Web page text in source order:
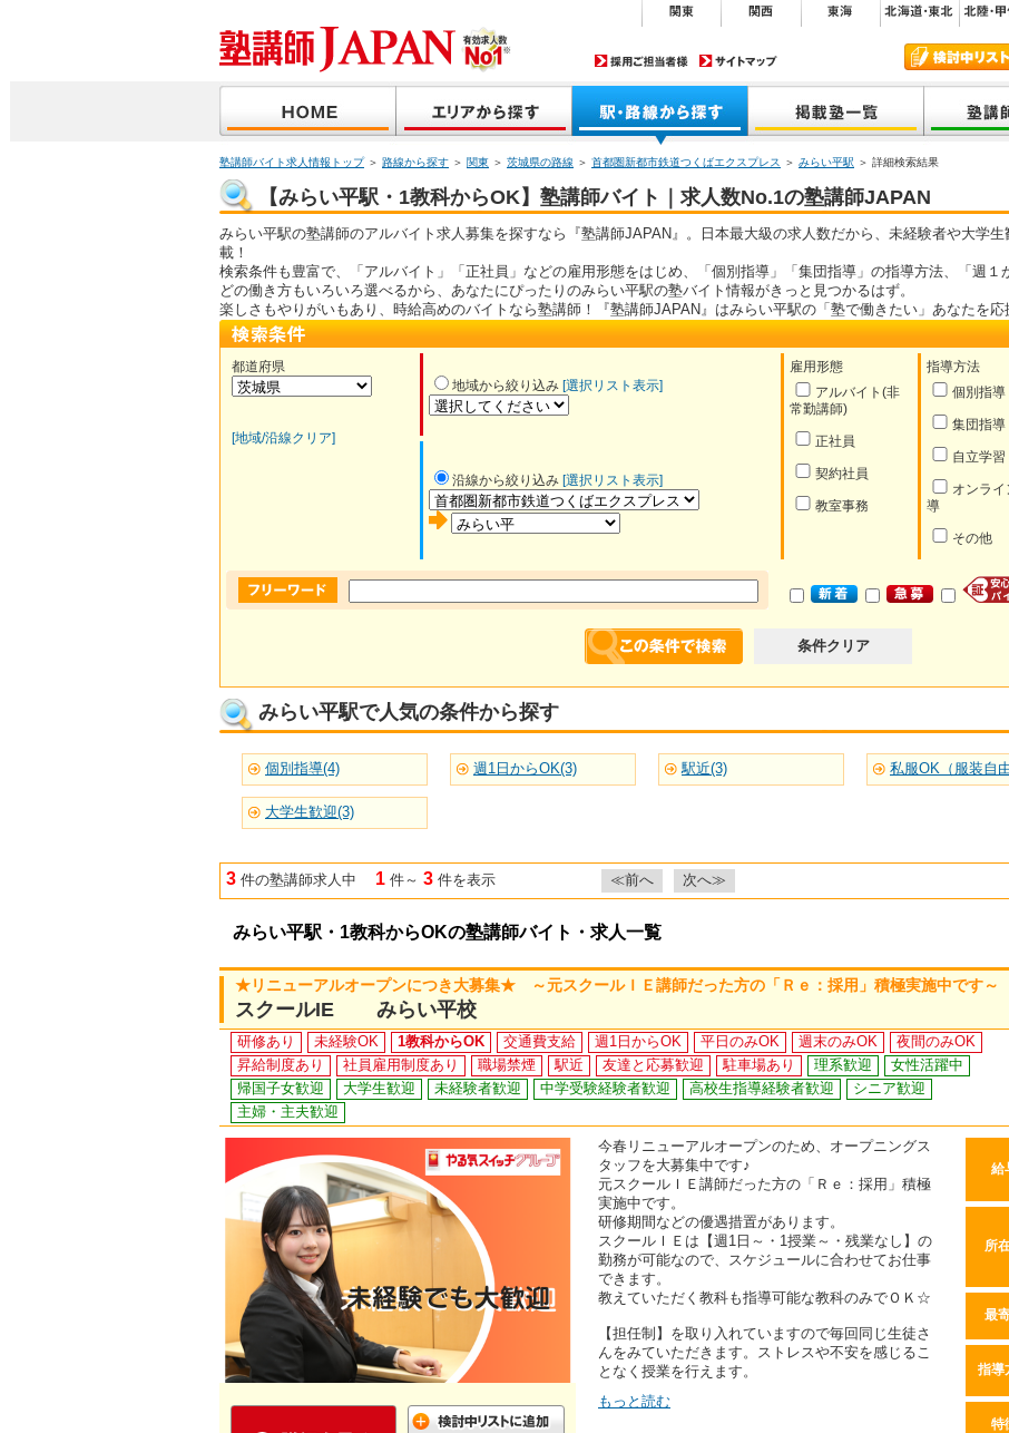
塾講師バイト求人情報トップ＞ 路線から探す ＞ 関東 ＞ 茨城県の路線 ＞ 首都圏新都市鉄道つくばエクスプレス ＞ みらい平駅 ＞ 詳細検索結果
【みらい平駅・1教科からOK】塾講師バイト｜求人数No.1の塾講師JAPAN
みらい平駅の塾講師のアルバイト求人募集を探すなら『塾講師JAPAN』。日本最大級の求人数だから、未経験者や大学
載！
検索条件も豊富で、「アルバイト」「正社員」などの雇用形態をはじめ、「個別指導」「集団指導」の指導方法、「週
どの働き方もいろいろ選べるから、あなたにぴったりのみらい平駅の塾バイト情報がきっと見つかるはず。
楽しさもやりがいもあり、時給高めのバイトなら塾講師！『塾講師JAPAN』はみらい平駅の「塾で働きたい」あなたを応
都道府県
[地域/沿線クリア]
地域から絞り込み [選択リスト表示]
雇用形態
アルバイト(非
常勤講師)
正社員
契約社員
教室事務
指導方法
個別指導
集団指導
自立学習
オンライ
導
その他
沿線から絞り込み [選択リスト表示]
条件クリア
みらい平駅で人気の条件から探す
個別指導(4) 週1日からOK(3) 駅近(3) 私服OK（服装自
大学生歓迎(3)
3 件の塾講師求人中 1 件～ 3 件を表示 ≪前へ 次へ≫
みらい平駅・1教科からOKの塾講師バイト・求人一覧
★リニューアルオープンにつき大募集★ ～元スクールＩＥ講師だった方の「Ｒｅ：採用」積極実施中です～
スクールIE みらい平校
研修あり 未経験OK 1教科からOK 交通費支給 週1日からOK 平日のみOK 週末のみOK
夜間のみOK
昇給制度あり
社員雇用制度あり 職場禁煙 駅近 友達と応募歓迎 駐車場あり 理系歓迎
女性活躍中
帰国子女歓迎
大学生歓迎 未経験者歓迎 中学受験経験者歓迎 高校生指導経験者歓迎
シニア歓迎
主婦・主夫歓迎
今春リニューアルオープンのため、オープニングス
タッフを大募集中です♪
元スクールＩＥ講師だった方の「Ｒｅ：採用」積極
実施中です。
研修期間などの優遇措置があります。
スクールＩＥは【週1日～・1授業～・残業なし】の
勤務が可能なので、スケジュールに合わせてお仕事
できます。
教えていただく教科も指導可能な教科のみでＯＫ☆
【担任制】を取り入れていますので毎回同じ生徒さ
んをみていただきます。ストレスや不安を感じるこ
となく授業を行えます。
もっと読む
給
所
最
指導
特